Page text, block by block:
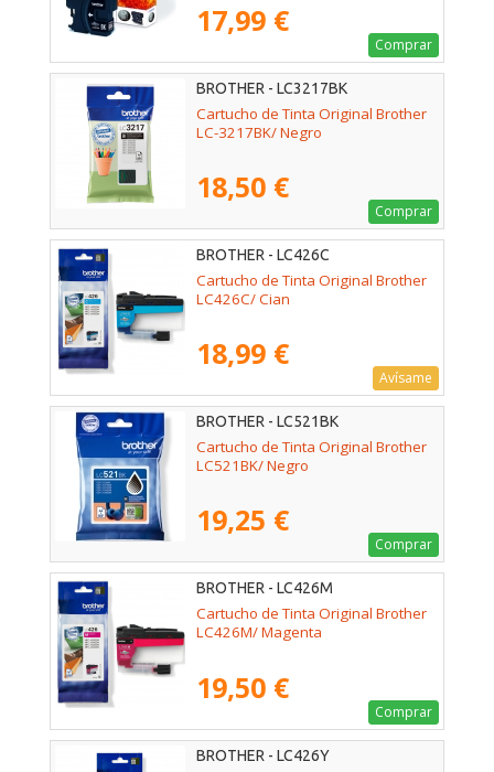
17,99 €
Comprar
BROTHER - LC3217BK
Cartucho de Tinta Original Brother
LC-3217BK/ Negro
18,50 €
Comprar
BROTHER - LC426C
Cartucho de Tinta Original Brother
LC426C/ Cian
18,99 €
Avísame
BROTHER - LC521BK
Cartucho de Tinta Original Brother
LC521BK/ Negro
19,25 €
Comprar
BROTHER - LC426M
Cartucho de Tinta Original Brother
LC426M/ Magenta
19,50 €
Comprar
BROTHER - LC426Y